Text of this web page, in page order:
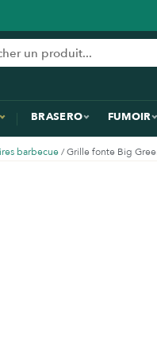
BRASERO FUMOIR
barbecue/ Grille fonte Big